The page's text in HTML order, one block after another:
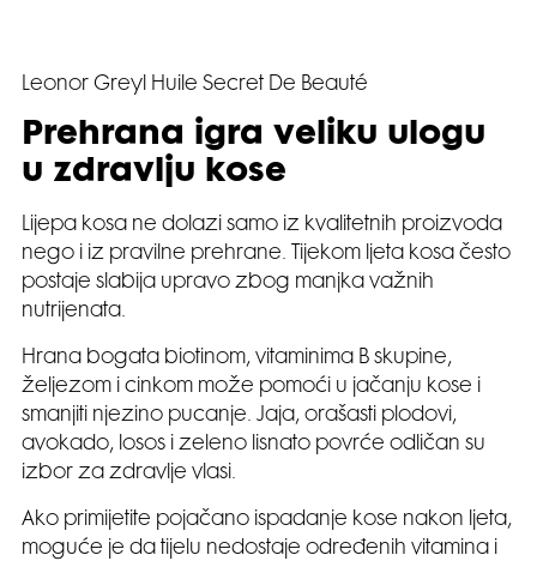
Leonor Greyl Huile Secret De Beauté
Prehrana igra veliku ulogu
u zdravlju kose
Lijepa kosa ne dolazi samo iz kvalitetnih proizvoda
nego i iz pravilne prehrane. Tijekom ljeta kosa često
postaje slabija upravo zbog manjka važnih
nutrijenata.
Hrana bogata biotinom, vitaminima B skupine,
željezom i cinkom može pomoći u jačanju kose i
smanjiti njezino pucanje. Jaja, orašasti plodovi,
avokado, losos i zeleno lisnato povrće odličan su
izbor za zdravlje vlasi.
Ako primijetite pojačano ispadanje kose nakon ljeta,
moguće je da tijelu nedostaje određenih vitamina i